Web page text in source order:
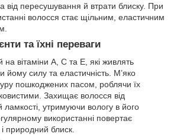
від пересушування й втрати блиску. При
волосся стає щільним, еластичним
та їхні переваги
на вітаміни A, C та E, які живлять
йому силу та еластичність. М’яко
пошкоджених пасом, роблячи їх
Захищає волосся від
утримуючи вологу в його
використанні повертає
і природний блиск.